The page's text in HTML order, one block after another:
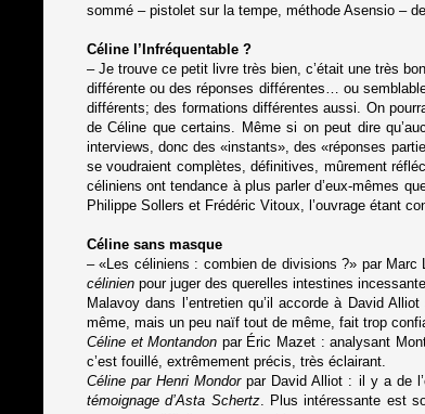
sommé – pistolet sur la tempe, méthode Asensio –
Céline l’Infréquentable ?
– Je trouve ce petit livre très bien, c’était une très
différente ou des réponses différentes… ou
différents; des formations différentes aussi. On
de Céline que certains. Même si on peut dire
interviews, donc des «instants», des «réponses
se voudraient complètes, définitives, mûrement
céliniens ont tendance à plus parler d’eux-mêmes
Philippe Sollers et Frédéric Vitoux, l’ouvrage étant
Céline sans masque
– «Les céliniens : combien de divisions ?» par
célinien pour juger des querelles intestines
Malavoy dans l’entretien qu’il accorde à David
même, mais un peu naïf tout de même, fait trop
Céline et Montandon par Éric Mazet : analysant
c’est fouillé, extrêmement précis, très éclairant.
Céline par Henri Mondorpar David Alliot : il y a de
témoignage d’Asta Schertz. Plus intéressante est